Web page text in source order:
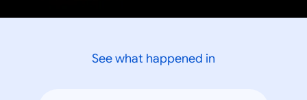
See what happened in